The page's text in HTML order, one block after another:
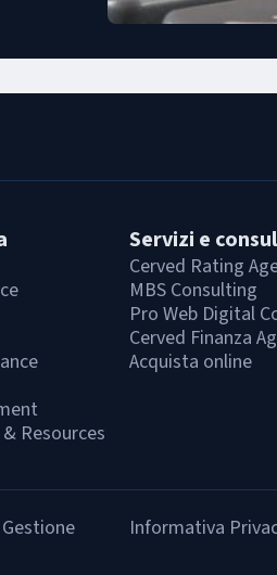
Resources
Servizi e
Cerved Rating
MBS Consulting
Pro Web Digital
Cerved Finanza
Acquista online
Informativa